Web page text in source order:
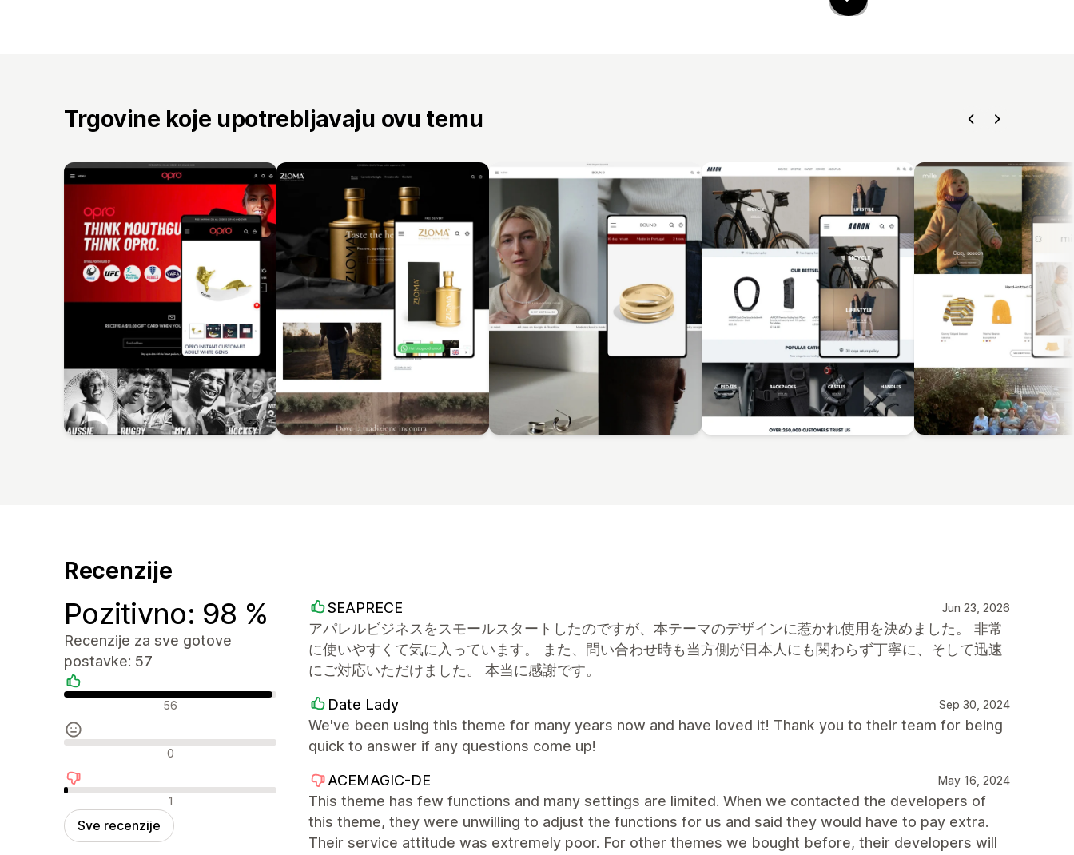
Trgovine koje upotrebljavaju ovu temu
Recenzije
Pozitivno: 98 %
Recenzije za sve gotove
postavke: 57
Pozitivne recenzije
56
Neutralne recenzije
0
Negativne recenzije
1
Sve recenzije
SEAPRECE Jun 23, 2026
アパレルビジネスをスモールスタートしたのですが、本テーマのデザインに惹かれ使用を決めました。 非常
に使いやすくて気に入っています。 また、問い合わせ時も当方側が日本人にも関わらず丁寧に、そして迅速
にご対応いただけました。 本当に感謝です。
Date Lady Sep 30, 2024
We've been using this theme for many years now and have loved it! Thank you to their team for being
quick to answer if any questions come up!
ACEMAGIC-DE May 16, 2024
This theme has few functions and many settings are limited. When we contacted the developers of
this theme, they were unwilling to adjust the functions for us and said they would have to pay extra.
Their service attitude was extremely poor. For other themes we bought before, their developers will